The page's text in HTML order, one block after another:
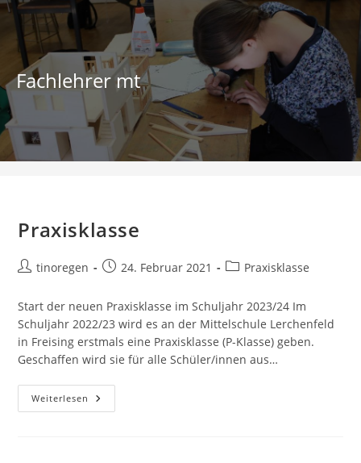
Zum
springen
Fachlehrer mt
Praxisklasse
Praxisklasse
Beitrags-
tinoregen
Beitrag24. Februar 2021
Beitrags-
Praxisklasse
Start der neuen Praxisklasse im Schuljahr 2023/24 Im
Schuljahr 2022/23 wird es an der Mittelschule Lerchenfeld
in Freising erstmals eine Praxisklasse (P-Klasse) geben.
Geschaffen wird sie für alle Schüler/innen aus…
Weiterlesen Praxisklasse